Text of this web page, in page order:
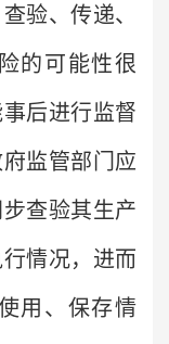
验、传递、
的可能性很
后进行监督
监管部门应
查验其生产
情况，进而
用、保存情